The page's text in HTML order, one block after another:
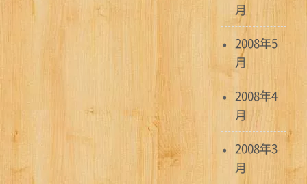
月
2008年5
月
2008年4
月
2008年3
月